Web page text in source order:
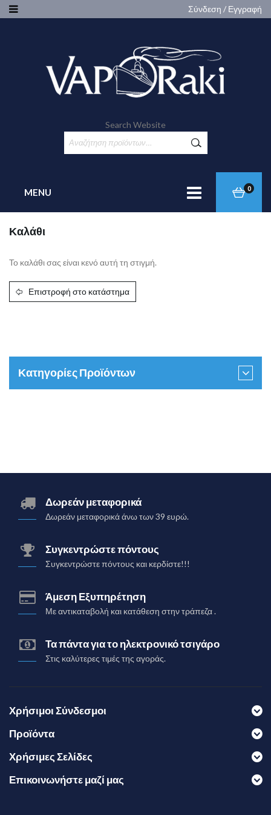
Σύνδεση / Εγγραφή
Search Website
MENU 0
Καλάθι
Το καλάθι σας είναι κενό αυτή τη στιγμή.
Επιστροφή στο κατάστημα
Κατηγορίες Προϊόντων
Δωρεάν μεταφορικά
Δωρεάν μεταφορικά άνω των 39 ευρώ.
Συγκεντρώστε πόντους
Συγκεντρώστε πόντους και κερδίστε!!!
Άμεση Εξυπηρέτηση
Με αντικαταβολή και κατάθεση στην τράπεζα .
Τα πάντα για το ηλεκτρονικό τσιγάρο
Στις καλύτερες τιμές της αγοράς.
Χρήσιμοι Σύνδεσμοι
Προϊόντα
Χρήσιμες Σελίδες
Επικοινωνήστε μαζί μας